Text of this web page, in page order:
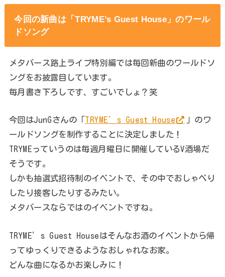
今回の新曲は「TRYME’s Guest House」のワール
ドソング
メタバース路上ライブ特別編では毎回新曲のワールドソ
ングをお披露目しています。
毎月書き下ろしです、すごいでしょ？笑
今回はJunGさんの「 TRYME’s Guest House
」のワ
ールドソングを制作することに決定しました！
TRYMEっていうのは毎週月曜日に開催しているV酒場だ
そうです。
しかも抽選式招待制のイベントで、その中でおしゃべり
したり接客したりするみたい。
メタバースならではのイベントですね。
TRYME’s Guest Houseはそんなお酒のイベントから帰
ってゆっくりできるようなおしゃれなお家。
どんな曲になるかお楽しみに！